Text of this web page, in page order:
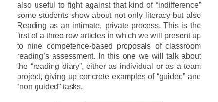
also useful to fight against that kind of “indifference”
some students show about not only literacy but also
Reading as an intimate, private process. This is the
first of a three row articles in which we will present up
to nine competence-based proposals of classroom
reading’s assessment. In this one we will talk about
the “reading diary”, either as individual or as a team
project, giving up concrete examples of “guided” and
“non guided” tasks.